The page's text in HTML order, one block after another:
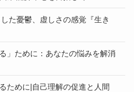
た憂鬱、虚しさの感覚『生き
」ために：あなたの悩みを解消
ために|自己理解の促進と人間